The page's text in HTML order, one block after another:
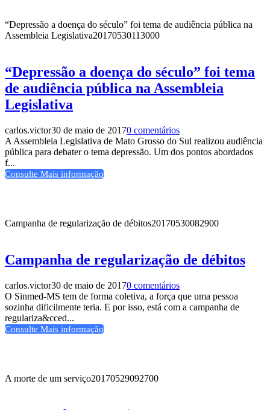
“Depressão a doença do século” foi tema de audiência pública na
Assembleia Legislativa20170530113000
“Depressão a doença do século” foi tema
de audiência pública na Assembleia
Legislativa
carlos.victor30 de maio de 20170 comentários
A Assembleia Legislativa de Mato Grosso do Sul realizou audiência
pública para debater o tema depressão. Um dos pontos abordados
f...
Consulte Mais informação
Campanha de regularização de débitos20170530082900
Campanha de regularização de débitos
carlos.victor30 de maio de 20170 comentários
O Sinmed-MS tem de forma coletiva, a força que uma pessoa
sozinha dificilmente teria. E por isso, está com a campanha de
regulariza&cced...
Consulte Mais informação
A morte de um serviço20170529092700